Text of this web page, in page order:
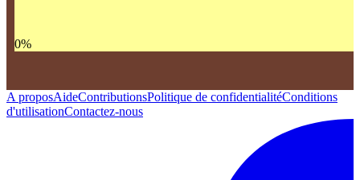
0%
A proposAideContributionsPolitique de confidentialitéConditions
d'utilisationContactez-nous